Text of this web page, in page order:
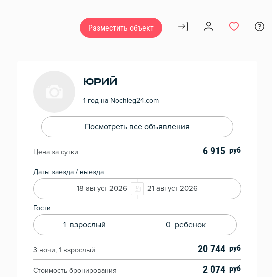
Разместить объект
Юрий
1 год на Nochleg24.com
Посмотреть все объявления
Цена за сутки 6 915
Даты заезда / выезда
18 август 2026 21 август 2026
Гости
1 взрослый 0 ребенок
3 ночи, 1 взрослый 20 744
Стоимость бронирования 2 074